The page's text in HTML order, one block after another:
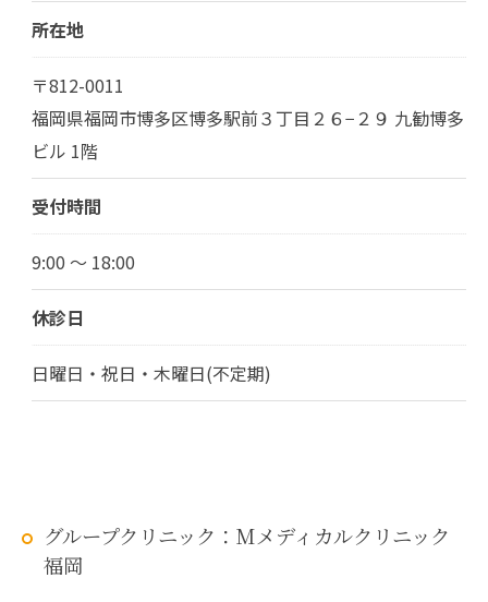
所在地
〒812-0011
福岡県福岡市博多区博多駅前３丁目２６−２９ 九勧博多
ビル 1階
受付時間
9:00 ～ 18:00
休診日
日曜日・祝日・木曜日(不定期)
グループクリニック：Mメディカルクリニック
福岡